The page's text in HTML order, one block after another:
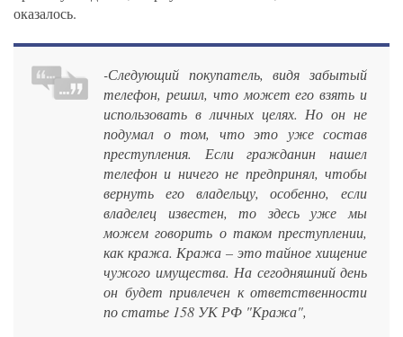
оказалось.
-Следующий покупатель, видя забытый
телефон, решил, что может его взять и
использовать в личных целях. Но он не
подумал о том, что это уже состав
преступления. Если гражданин нашел
телефон и ничего не предпринял, чтобы
вернуть его владельцу, особенно, если
владелец известен, то здесь уже мы
можем говорить о таком преступлении,
как кража. Кража – это тайное хищение
чужого имущества. На сегодняшний день
он будет привлечен к ответственности
по статье 158 УК РФ "Кража",